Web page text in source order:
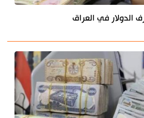
الدولار في العراق